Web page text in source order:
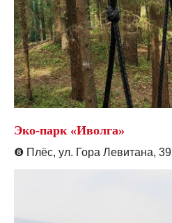
Эко-парк «Иволга»
❽ Плёс, ул. Гора Левитана, 39